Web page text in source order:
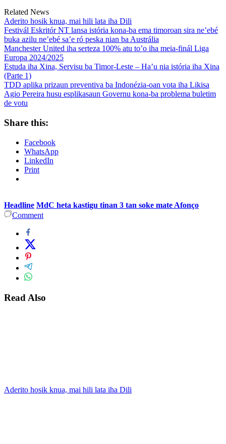
Related News
Aderito hosik knua, mai hili lata iha Dili
Festivál Eskritór NT lansa istória kona-ba ema timoroan sira ne’ebé
buka azilu ne’ebé sa’e ró peska nian ba Austrália
Manchester United iha serteza 100% atu to’o iha meia-finál Liga
Europa 2024/2025
Estuda iha Xina, Servisu ba Timor-Leste – Ha’u nia istória iha Xina
(Parte 1)
TDD aplika prizaun preventiva ba Indonézia-oan vota iha Likisa
Agio Pereira husu esplikasaun Governu kona-ba problema buletim
de votu
Share this:
Facebook
WhatsApp
LinkedIn
Print
Headline MdC heta kastigu tinan 3 tan soke mate Afonço
Comment
Read Also
Aderito hosik knua, mai hili lata iha Dili